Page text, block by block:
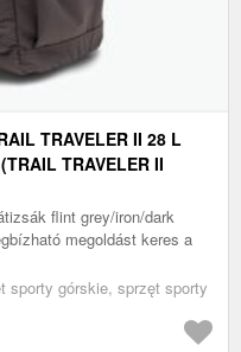
TRAVELER II 28 L
TRAVELER II
flint grey/iron/dark
megoldást keres a
sporty górskie, sprzęt sporty